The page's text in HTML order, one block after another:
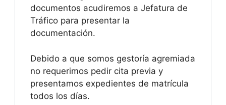
documentos acudiremos a Jefatura de
Tráfico para presentar la
documentación.
Debido a que somos gestoría agremiada
no requerimos pedir cita previa y
presentamos expedientes de matrícula
todos los días.